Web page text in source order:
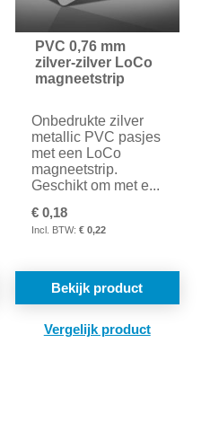
TOEVOEGEN
PVC 0,76 mm
zilver-zilver LoCo
magneetstrip
Onbedrukte zilver
metallic PVC pasjes
met een LoCo
magneetstrip.
Geschikt om met e...
€ 0,18
€ 0,22
Bekijk product